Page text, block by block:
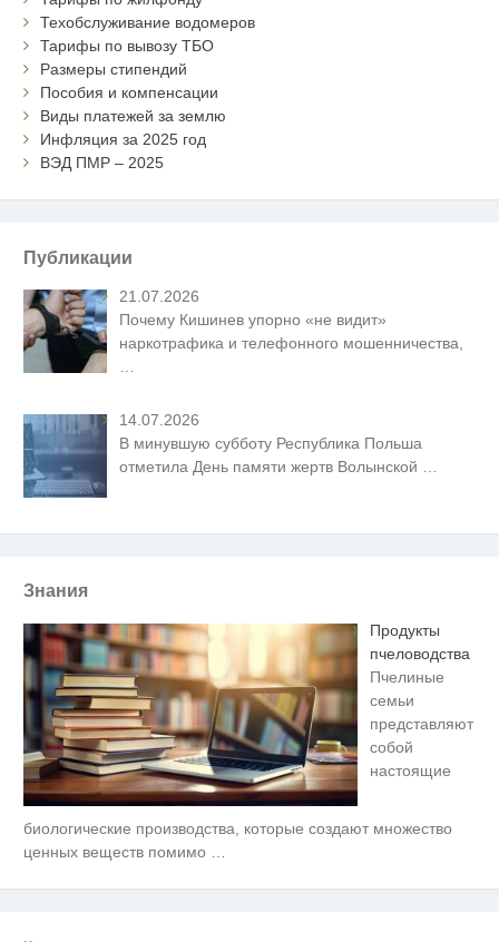
Техобслуживание водомеров
Тарифы по вывозу ТБО
Размеры стипендий
Пособия и компенсации
Виды платежей за землю
Инфляция за 2025 год
ВЭД ПМР – 2025
Публикации
21.07.2026
Почему Кишинев упорно «не видит»
наркотрафика и телефонного мошенничества,
14.07.2026
В минувшую субботу Республика Польша
отметила День памяти жертв Волынской …
Знания
Продукты
пчеловодства
Пчелиные
семьи
представляют
собой
настоящие
биологические производства, которые создают множество
ценных веществ помимо …
i
Ролик длится несколько секунд,
а смеяться вы будете долго